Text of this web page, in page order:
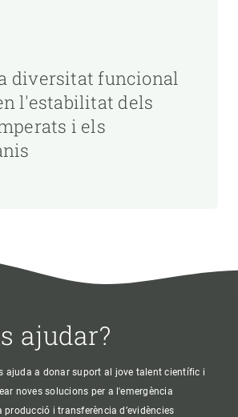
diversitat funcional
l'estabilitat dels
i els
ajudar?
ajuda a donar suport al jove talent científic i
noves solucions per a l'emergència
i transferència d’evidències